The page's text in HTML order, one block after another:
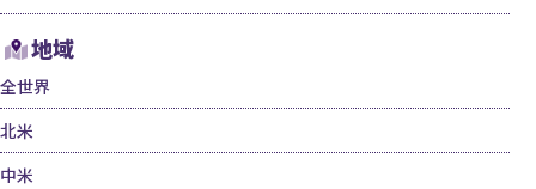
地域
全世界
北米
中米